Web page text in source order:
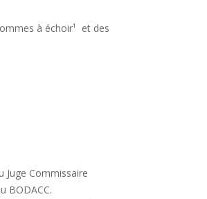
à échoir¹ et des
Commissaire
BODACC.